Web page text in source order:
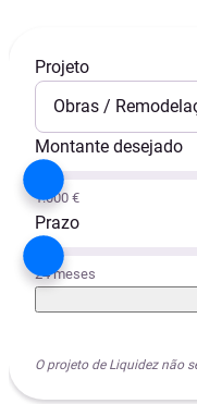
Projeto
Obras /
Montante desejado
1.000 €
Prazo
24 meses
O projeto de Liquidez não